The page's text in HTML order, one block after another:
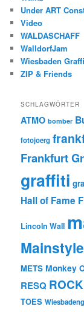
Under ART
Video
WALDASCHAFF
WalldorfJam
Wiesbaden
ZIP & Friends
SCHLAGWÖRTER
ATMO bomber
fotojoerg
Frankfurt
graffiti
Hall of Fame
Lincoln Wall
METS Monkey
RESQ
TOES